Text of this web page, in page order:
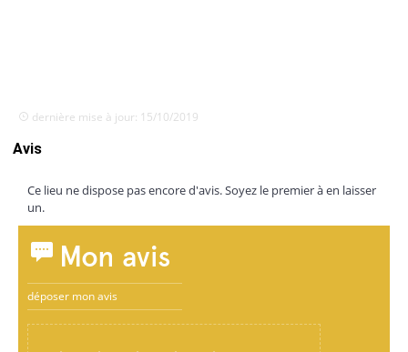
dernière mise à jour: 15/10/2019
Avis
Ce lieu ne dispose pas encore d'avis. Soyez le premier à en laisser
un.
Mon avis
déposer mon avis